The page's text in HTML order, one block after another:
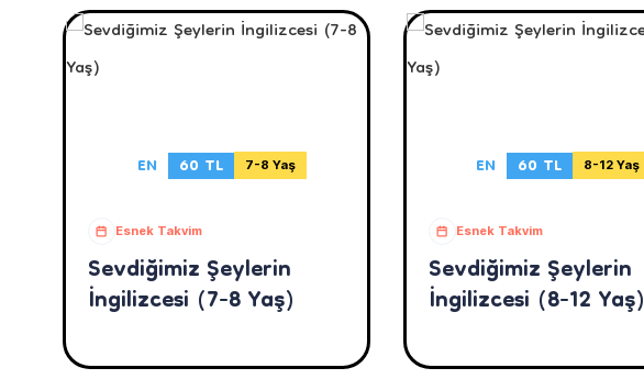
EN 60 TL 7-8 Yaş
Esnek Takvim
Sevdiğimiz Şeylerin
İngilizcesi (7-8 Yaş)
EN 60 TL 8-12 Yaş
Esnek Takvim
Sevdiğimiz Şeylerin
İngilizcesi (8-12 Yaş)